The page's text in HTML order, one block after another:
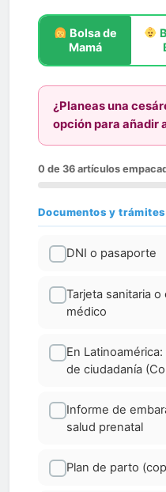
Bolsa de
Mamá
¿Planeas una
opción para añadir
0 de 36 artículos
Documentos y trámites
DNI o pasaporte
Tarjeta sanitaria
médico
En
de ciudadanía
Informe de
salud prenatal
Plan de parto